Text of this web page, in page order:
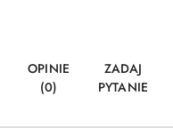
OPINIE
(0)
ZADAJ
PYTANIE